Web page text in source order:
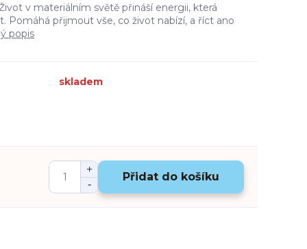
v materiálním světě přináší energii, která
Pomáhá přijmout vše, co život nabízí, a říct ano
popis
skladem
Přidat do košíku